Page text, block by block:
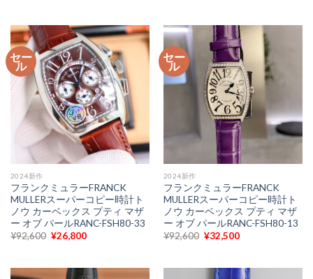
は
¥92,600
で
し
た。
格
は
¥26,800
で
す。
は
¥92,600
で
た。
格
は
¥35,800
で
す。
セー
ル
2024新作
フランクミュラーFRANCK
MULLERスーパーコピー時計ト
ノウ カーベックス プティ マザ
ー オブ パールRANC-FSH80-33
¥92,600 元
は
¥26,800現
格
セー
ル
2024新作
フランクミュラーFRANCK
MULLERスーパーコピー時計ト
ノウ カーベックス プティ マザ
ー オブ パールRANC-FSH80-13
¥92,600 元
は
¥32,500現
格